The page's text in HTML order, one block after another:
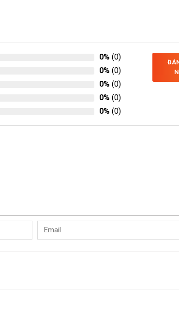
0% (0)
0% (0)
0% (0)
0% (0)
0% (0)